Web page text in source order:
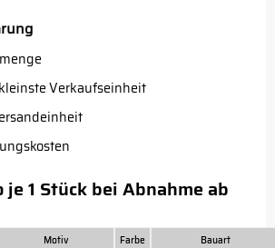
Verkaufseinheit
1 Stück bei Abnahme ab
Motiv Farbe
Bauart